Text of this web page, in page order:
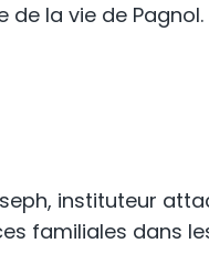
de la vie de Pagnol.
instituteur
familiales dans